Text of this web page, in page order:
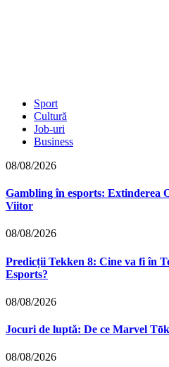
Sport
Cultură
Job-uri
Business
08/08/2026
Gambling în esports: Extinderea
Viitor
08/08/2026
Predicții Tekken 8: Cine va fi în
Esports?
08/08/2026
Jocuri de luptă: De ce Marvel
08/08/2026